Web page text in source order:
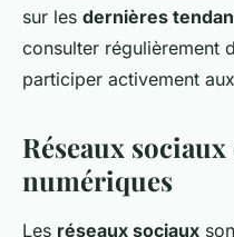
sur les dernières
consulter régulièrement
participer activement
Réseaux
numériques
Les réseaux sociaux